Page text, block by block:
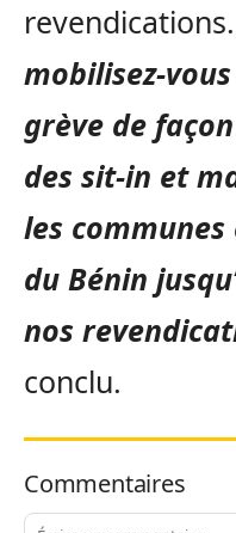
revendications.
mobilisez-
grève de
des sit-in et
les
du Bénin
nos
conclu.
Commentaires